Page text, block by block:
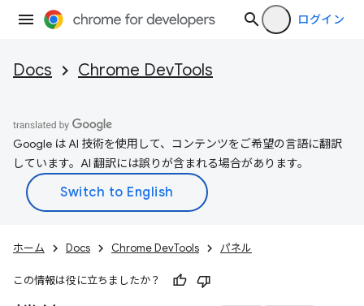
ログイン
Docs Chrome DevTools
Google は AI 技術を使用して、コンテンツをご希望の言語に翻訳
しています。AI 翻訳には誤りが含まれる場合があります。
ホーム Docs Chrome DevTools パネル
この情報は役に立ちましたか？